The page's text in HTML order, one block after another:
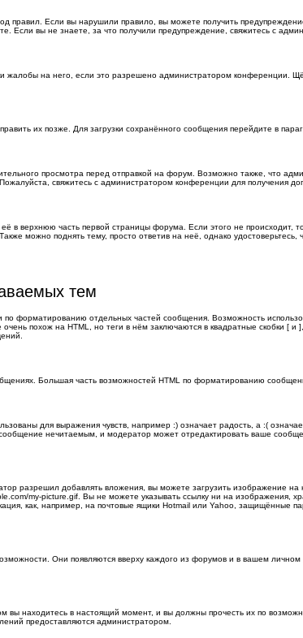
правил. Если вы нарушили правило, вы можете получить
Если вы не знаете, за что получили предупреждение, свяжитесь с
жалобы на него, если это разрешено администратором конференции.
их позже. Для загрузки сохранённого сообщения перейдите в
просмотра перед отправкой на форум. Возможно также, что
свяжитесь с администратором конференции для получения
в верхнюю часть первой страницы форума. Если этого не происходит,
можно поднять тему, просто ответив на неё, однако
тем
форматированию отдельных частей сообщения. Возможность
похож на HTML, но теги в нём заключаются в квадратные скобки [
Большая часть возможностей HTML по форматированию
для выражения чувств, например :) означает радость, а :(
сообщение нечитаемым, и модератор может отредактировать ваше
разрешил добавлять вложения, вы можете загрузить изображение
my-picture.gif. Вы не можете указывать ссылку ни на изображения,
как, например, на почтовые ящики Hotmail или Yahoo, защищённые
Они появляются вверху каждого из форумов и в вашем
находитесь в настоящий момент, и вы должны прочесть их по
предоставляются администратором.